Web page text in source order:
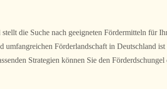
die Suche nach geeigneten Fördermitteln für
umfangreichen Förderlandschaft in Deutschland
Strategien können Sie den